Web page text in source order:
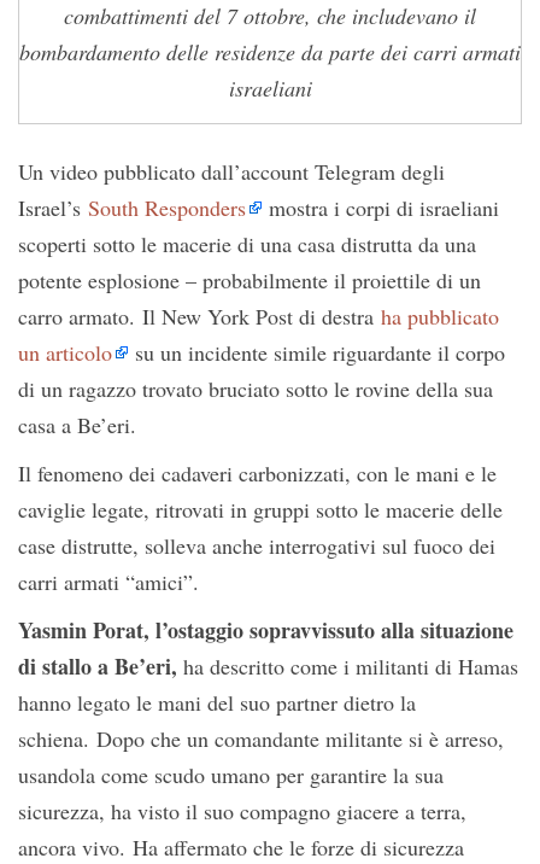
combattimenti del 7 ottobre, che includevano il
bombardamento delle residenze da parte dei carri armati
israeliani
Un video pubblicato dall’account Telegram degli
Israel’s South Responders
mostra i corpi di israeliani
scoperti sotto le macerie di una casa distrutta da una
potente esplosione – probabilmente il proiettile di un
carro armato. Il New York Post di destra ha pubblicato
un articolo
su un incidente simile riguardante il corpo
di un ragazzo trovato bruciato sotto le rovine della sua
casa a Be’eri.
Il fenomeno dei cadaveri carbonizzati, con le mani e le
caviglie legate, ritrovati in gruppi sotto le macerie delle
case distrutte, solleva anche interrogativi sul fuoco dei
carri armati “amici”.
Yasmin Porat, l’ostaggio sopravvissuto alla situazione
di stallo a Be’eri, ha descritto come i militanti di Hamas
hanno legato le mani del suo partner dietro la
schiena. Dopo che un comandante militante si è arreso,
usandola come scudo umano per garantire la sua
sicurezza, ha visto il suo compagno giacere a terra,
ancora vivo. Ha affermato che le forze di sicurezza